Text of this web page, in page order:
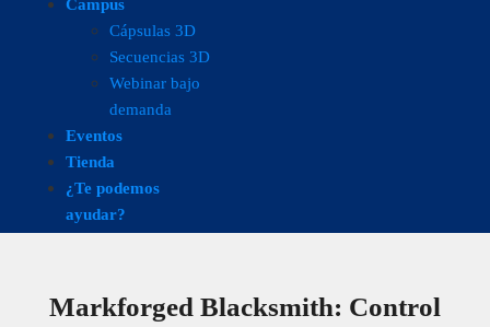
Campus
Cápsulas 3D
Secuencias 3D
Webinar bajo
demanda
Eventos
Tienda
¿Te podemos
ayudar?
Markforged Blacksmith: Control